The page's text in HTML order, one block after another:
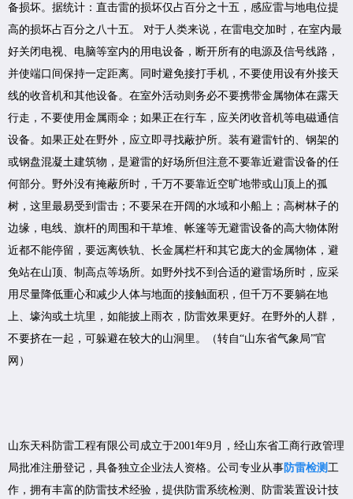
备损坏。据统计：直击雷的损坏仅占百分之十五，感应雷与地电位提
高的损坏占百分之八十五。 对于人类来说，在雷电交加时，在室内最
好关闭电视、电脑等室内的用电设备，断开所有的电源及信号线路，
并使端口间保持一定距离。同时避免接打手机，不要使用设有外接天
线的收音机和其他设备。在室外活动则务必不要携带金属物体在露天
行走，不要使用金属雨伞；如果正在行车，应关闭收音机等电磁通信
设备。如果正处在野外，应立即寻找蔽护所。装有避雷针的、钢架的
或钢盘混凝土建筑物，是避雷的好场所但注意不要靠近避雷设备的任
何部分。野外没有掩蔽所时，千万不要靠近空旷地带或山顶上的孤
树，这里最易受到雷击；不要呆在开阔的水域和小船上；高树林子的
边缘，电线、旗杆的周围和干草堆、帐篷等无避雷设备的高大物体附
近都不能停留，要远离铁轨、长金属栏杆和其它庞大的金属物体，避
免站在山顶、制高点等场所。如野外找不到合适的避雷场所时，应采
用尽量降低重心和减少人体与地面的接触面积，但千万不要躺在地
上、壕沟或土坑里，如能披上雨衣，防雷效果更好。在野外的人群，
不要挤在一起，可躲避在较大的山洞里。（转自“山东省气象局”官
网）
山东天科防雷工程有限公司成立于2001年9月，经山东省工商行政管理
局批准注册登记，具备独立企业法人资格。公司专业从事防雷检测 工
作，拥有丰富的防雷技术经验，提供防雷系统检测、防雷装置设计技